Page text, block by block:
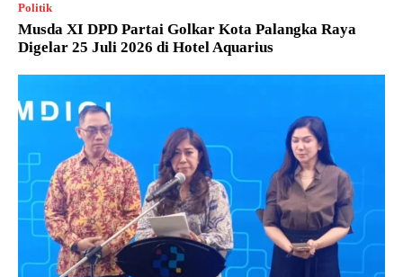
Politik
Musda XI DPD Partai Golkar Kota Palangka Raya
Digelar 25 Juli 2026 di Hotel Aquarius